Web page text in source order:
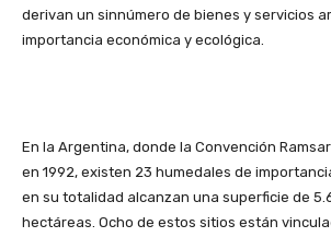
derivan un sinnúmero de bienes y servicios
importancia económica y ecológica.
En la Argentina, donde la Convención
en 1992, existen 23 humedales de
en su totalidad alcanzan una superficie de
hectáreas. Ocho de estos sitios están